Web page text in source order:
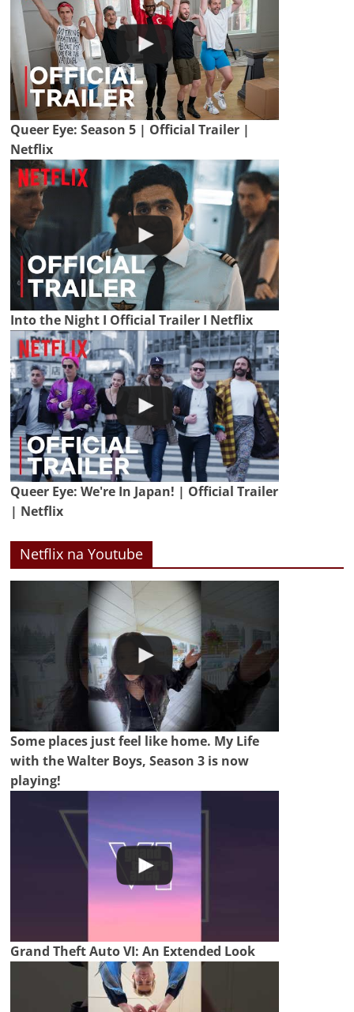
Queer Eye: Season 5 | Official Trailer |
Netflix
Into the Night I Official Trailer I Netflix
Queer Eye: We're In Japan! | Official Trailer
| Netflix
Netflix na Youtube
Some places just feel like home. My Life
with the Walter Boys, Season 3 is now
playing!
Grand Theft Auto VI: An Extended Look